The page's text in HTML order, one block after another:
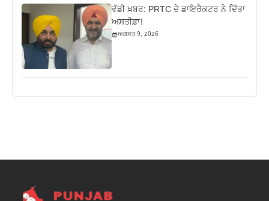
ਵੱਡੀ ਖ਼ਬਰ: PRTC ਦੇ ਡਾਇਰੈਕਟਰ ਨੇ ਦਿੱਤਾ
ਅਸਤੀਫ਼ਾ!
ਅਗਸਤ 9, 2026